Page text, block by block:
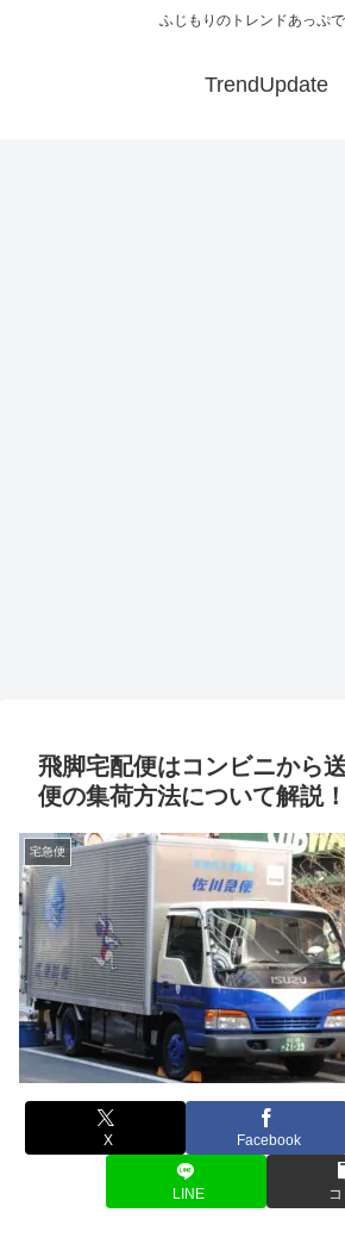
ふじもりのトレンドあっぷで
TrendUpdate
飛脚宅配便はコンビニから
便の集荷方法について解説！
宅急便
X Facebook
LINE